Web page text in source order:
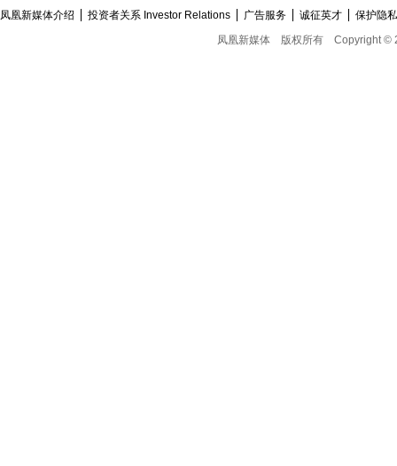
凤凰新媒体介绍 投资者关系 Investor Relations 广告服务 诚征英才
保护隐
凤凰新媒体
版权所有 Copyright ©